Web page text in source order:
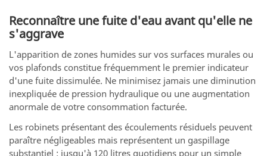
Reconnaître une fuite d'eau avant qu'elle ne
s'aggrave
L'apparition de zones humides sur vos surfaces murales ou
vos plafonds constitue fréquemment le premier indicateur
d'une fuite dissimulée. Ne minimisez jamais une diminution
inexpliquée de pression hydraulique ou une augmentation
anormale de votre consommation facturée.
Les robinets présentant des écoulements résiduels peuvent
paraître négligeables mais représentent un gaspillage
substantiel : jusqu'à 120 litres quotidiens pour un simple